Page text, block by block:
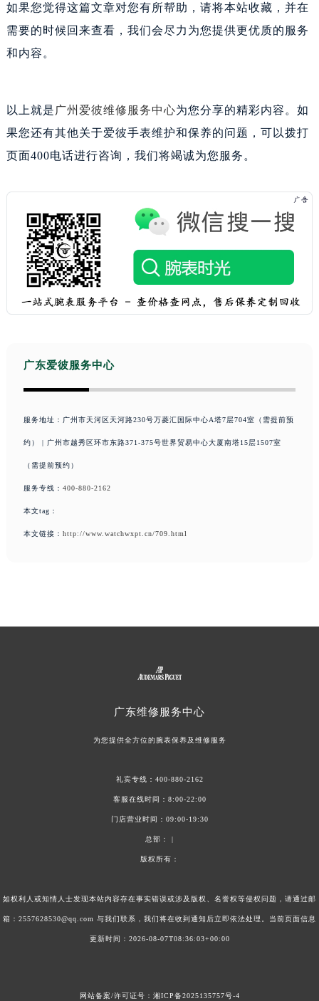
如果您觉得这篇文章对您有所帮助，请将本站收藏，并在
需要的时候回来查看，我们会尽力为您提供更优质的服务
和内容。
以上就是 广州爱彼维修服务中心为您分享的精彩内容。如
果您还有其他关于爱彼手表维护和保养的问题，可以拨打
页面400电话进行咨询，我们将竭诚为您服务。
广东爱彼服务中心
服务地址：广州市天河区天河路230号万菱汇国际中心A塔7层704室（需提前预
约） | 广州市越秀区环市东路371-375号世界贸易中心大厦南塔15层1507室
（需提前预约）
服务专线： 400-880-2162
本文tag：
本文链接： http://www.watchwxpt.cn/709.html
广东维修服务中心
为您提供全方位的腕表保养及维修服务
礼宾专线： 400-880-2162
客服在线时间：8:00-22:00
门店营业时间：09:00-19:30
总部： |
版权所有：
如权利人或知情人士发现本站内容存在事实错误或涉及版权、名誉权等侵权问题，请通过邮
箱：2557628530@qq.com 与我们联系，我们将在收到通知后立即依法处理。当前页面信息
更新时间：2026-08-07T08:36:03+00:00
网站备案/许可证号： 湘ICP备2025135757号-4